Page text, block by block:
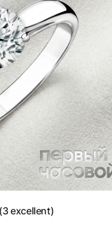
excellent)